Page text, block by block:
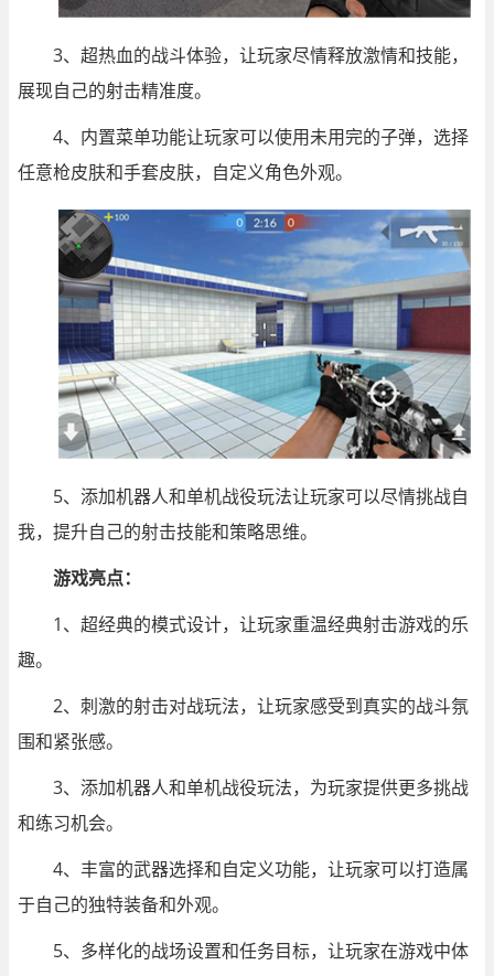
3、超热血的战斗体验，让玩家尽情释放激情和技能，
展现自己的射击精准度。
4、内置菜单功能让玩家可以使用未用完的子弹，选择
任意枪皮肤和手套皮肤，自定义角色外观。
5、添加机器人和单机战役玩法让玩家可以尽情挑战自
我，提升自己的射击技能和策略思维。
游戏亮点：
1、超经典的模式设计，让玩家重温经典射击游戏的乐
趣。
2、刺激的射击对战玩法，让玩家感受到真实的战斗氛
围和紧张感。
3、添加机器人和单机战役玩法，为玩家提供更多挑战
和练习机会。
4、丰富的武器选择和自定义功能，让玩家可以打造属
于自己的独特装备和外观。
5、多样化的战场设置和任务目标，让玩家在游戏中体